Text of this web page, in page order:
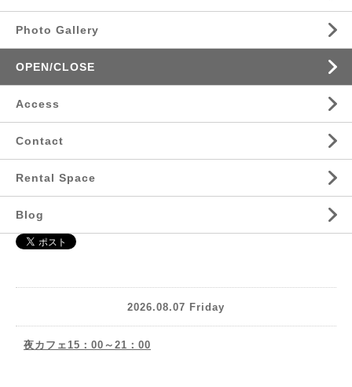
Photo Gallery
OPEN/CLOSE
Access
Contact
Rental Space
Blog
2026.08.07 Friday
夜カフェ15：00～21：00